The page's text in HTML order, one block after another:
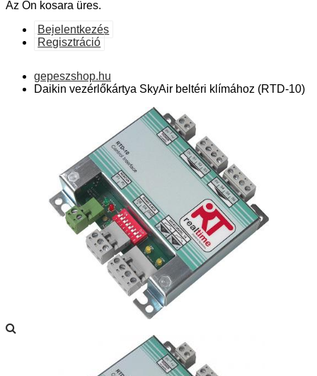
Az Ön kosara üres.
Bejelentkezés
Regisztráció
gepeszshop.hu
Daikin vezérlőkártya SkyAir beltéri klímához (RTD-10)